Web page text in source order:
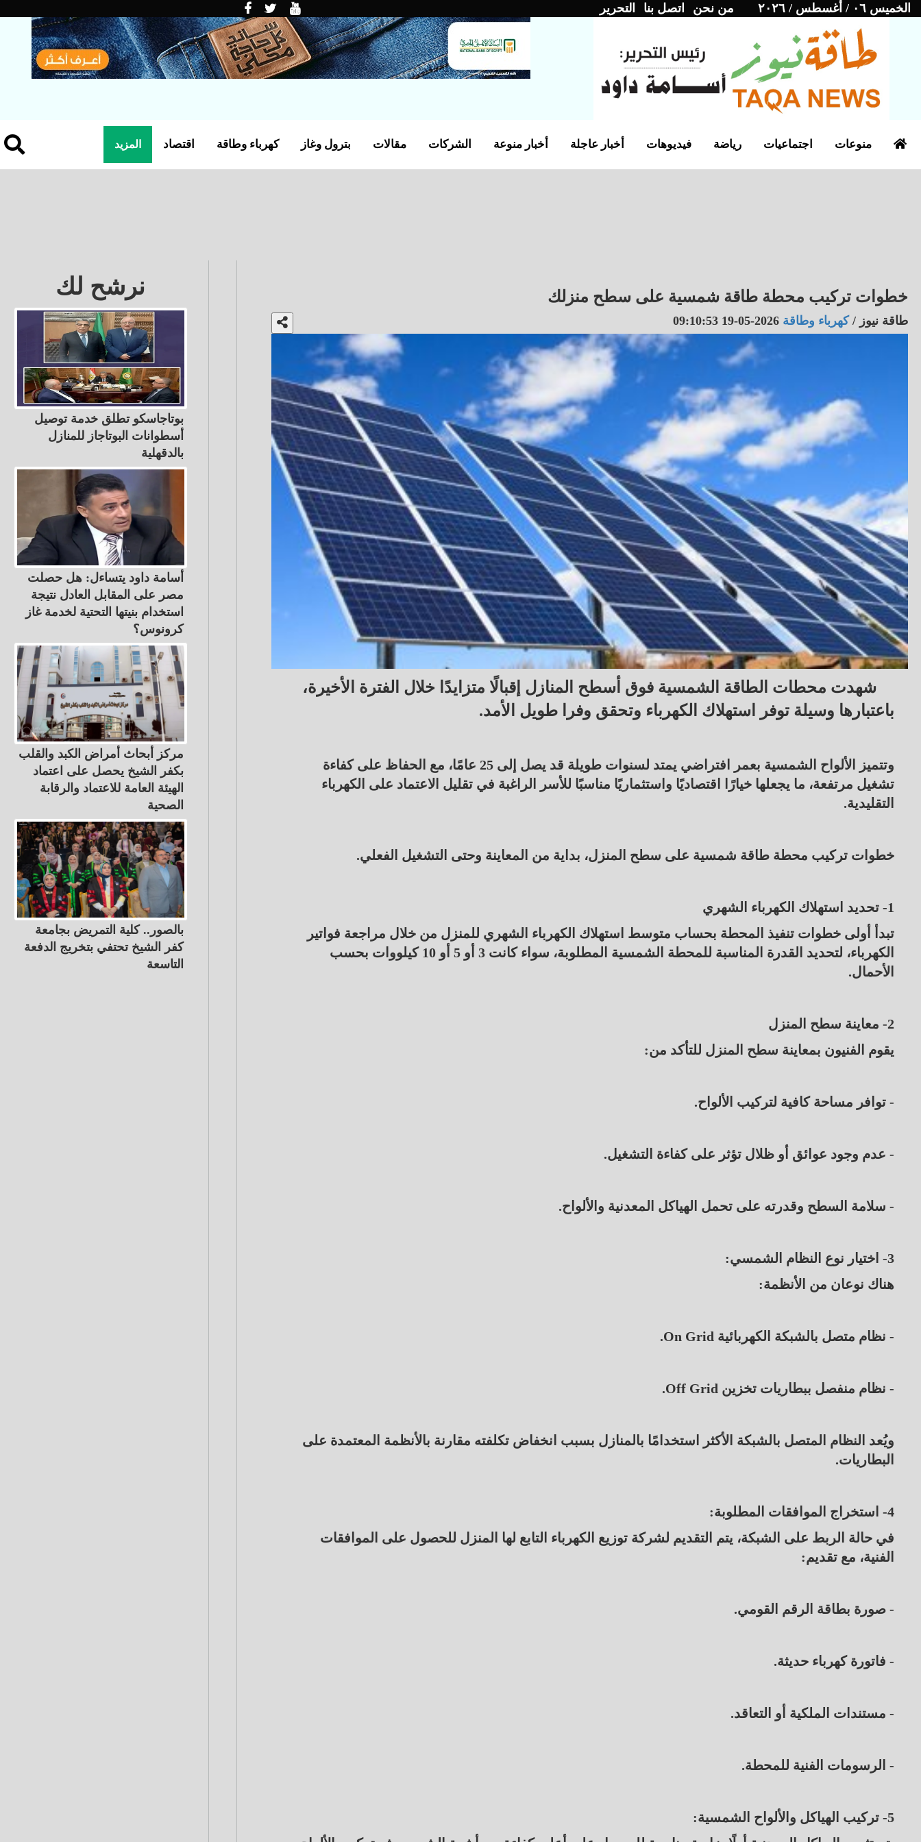
الخميس ٠٦ / أغسطس / ٢٠٢٦ من نحن اتصل بنا التحرير
المزيد اقتصاد كهرباء وطاقة بترول وغاز مقالات الشركات أخبار منوعة أخبار عاجلة فيديوهات رياضة اجتماعيات منوعات
خطوات تركيب محطة طاقة شمسية على سطح منزلك
طاقة نيوز /كهرباء وطاقة2026-05-19 09:10:53
شهدت محطات الطاقة الشمسية فوق أسطح المنازل إقبالًا متزايدًا خلال الفترة الأخيرة،
باعتبارها وسيلة توفر استهلاك الكهرباء وتحقق وفرا طويل الأمد.
وتتميز الألواح الشمسية بعمر افتراضي يمتد لسنوات طويلة قد يصل إلى 25 عامًا، مع الحفاظ على كفاءة
تشغيل مرتفعة، ما يجعلها خيارًا اقتصاديًا واستثماريًا مناسبًا للأسر الراغبة في تقليل الاعتماد على الكهرباء
التقليدية.
خطوات تركيب محطة طاقة شمسية على سطح المنزل، بداية من المعاينة وحتى التشغيل الفعلي.
1- تحديد استهلاك الكهرباء الشهري
تبدأ أولى خطوات تنفيذ المحطة بحساب متوسط استهلاك الكهرباء الشهري للمنزل من خلال مراجعة فواتير
الكهرباء، لتحديد القدرة المناسبة للمحطة الشمسية المطلوبة، سواء كانت 3 أو 5 أو 10 كيلووات بحسب
الأحمال.
2- معاينة سطح المنزل
يقوم الفنيون بمعاينة سطح المنزل للتأكد من:
- توافر مساحة كافية لتركيب الألواح.
- عدم وجود عوائق أو ظلال تؤثر على كفاءة التشغيل.
- سلامة السطح وقدرته على تحمل الهياكل المعدنية والألواح.
3- اختيار نوع النظام الشمسي:
هناك نوعان من الأنظمة:
- نظام متصل بالشبكة الكهربائية On Grid.
- نظام منفصل ببطاريات تخزين Off Grid.
ويُعد النظام المتصل بالشبكة الأكثر استخدامًا بالمنازل بسبب انخفاض تكلفته مقارنة بالأنظمة المعتمدة على
البطاريات.
4- استخراج الموافقات المطلوبة:
في حالة الربط على الشبكة، يتم التقديم لشركة توزيع الكهرباء التابع لها المنزل للحصول على الموافقات
الفنية، مع تقديم:
- صورة بطاقة الرقم القومي.
- فاتورة كهرباء حديثة.
- مستندات الملكية أو التعاقد.
- الرسومات الفنية للمحطة.
5- تركيب الهياكل والألواح الشمسية:
نرشح لك
بوتاجاسكو تطلق خدمة توصيل
أسطوانات البوتاجاز للمنازل
بالدقهلية
أسامة داود يتساءل: هل حصلت
مصر على المقابل العادل نتيجة
استخدام بنيتها التحتية لخدمة غاز
كرونوس؟
مركز أبحاث أمراض الكبد والقلب
بكفر الشيخ يحصل على اعتماد
الهيئة العامة للاعتماد والرقابة
الصحية
بالصور.. كلية التمريض بجامعة
كفر الشيخ تحتفي بتخريج الدفعة
التاسعة